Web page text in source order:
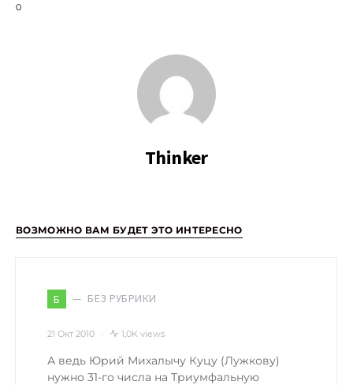
0
Thinker
ВОЗМОЖНО ВАМ БУДЕТ ЭТО ИНТЕРЕСНО
Б БЕЗ РУБРИКИ
21 Окт 2010 1,0K views
А ведь Юрий Михалычу Куцу (Лужкову)
нужно 31-го числа на Триумфальную